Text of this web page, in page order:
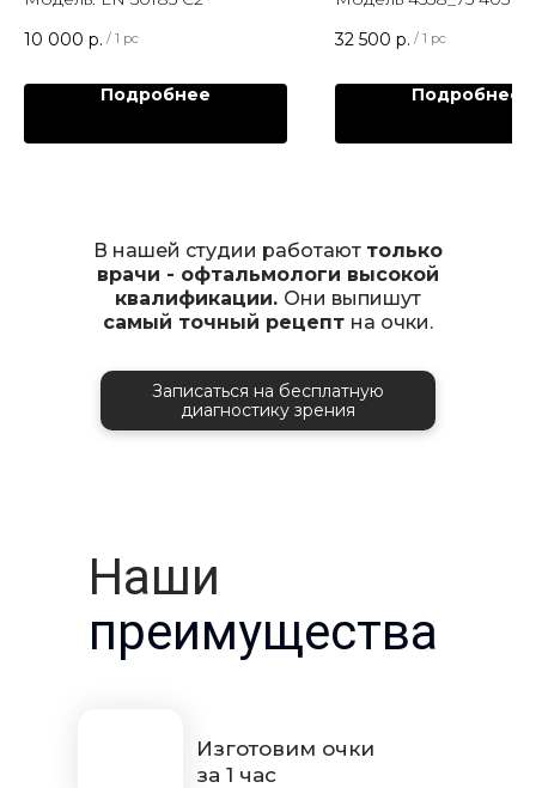
10 000 р. / 1 pc
Подробнее
32 500 р. / 1 pc
Подробнее
В нашей студии работают только
врачи - офтальмологи высокой
квалификации. Они выпишут
самый точный рецепт на очки.
Записаться на бесплатную
диагностику зрения
Наши
преимущества
Изготовим очки
за 1 час